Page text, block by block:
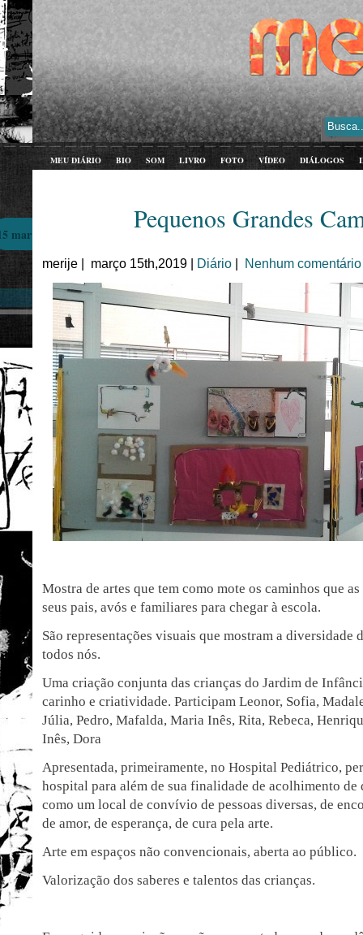
MEU DIÁRIO BIO SOM LIVRO FOTO VÍDEO DIÁLOGOS
Pequenos Grandes
mar
merije | março 15th,2019 | Diário Nenhum
Mostra de artes que tem como mote os caminhos que
seus pais, avós e familiares para chegar à escola.
São representações visuais que mostram a diversidade
todos nós.
Uma criação conjunta das crianças do Jardim de
carinho e criatividade. Participam Leonor, Sofia,
Júlia, Pedro, Mafalda, Maria Inês, Rita, Rebeca,
Inês, Dora
Apresentada, primeiramente, no Hospital Pediátrico,
hospital para além de sua finalidade de acolhimento de
como um local de convívio de pessoas diversas, de
de amor, de esperança, de cura pela arte.
Arte em espaços não convencionais, aberta ao público.
Valorização dos saberes e talentos das crianças.